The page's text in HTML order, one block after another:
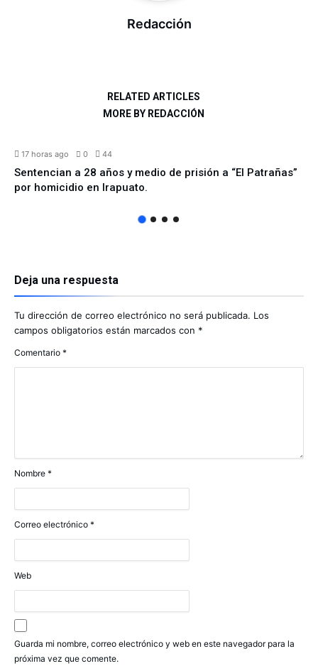
Redacción
RELATED ARTICLES
MORE BY REDACCIÓN
17 horas ago 0 44
Sentencian a 28 años y medio de prisión a “El Patrañas”
por homicidio en Irapuato.
Deja una respuesta
Tu dirección de correo electrónico no será publicada. Los
campos obligatorios están marcados con *
Comentario *
Nombre *
Correo electrónico *
Web
Guarda mi nombre, correo electrónico y web en este navegador para la
próxima vez que comente.